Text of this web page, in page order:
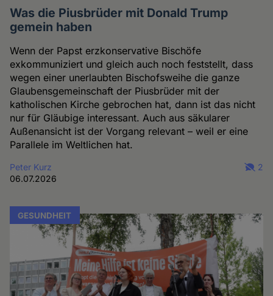
Was die Piusbrüder mit Donald Trump
gemein haben
Wenn der Papst erzkonservative Bischöfe
exkommuniziert und gleich auch noch feststellt, dass
wegen einer unerlaubten Bischofsweihe die ganze
Glaubensgemeinschaft der Piusbrüder mit der
katholischen Kirche gebrochen hat, dann ist das nicht
nur für Gläubige interessant. Auch aus säkularer
Außenansicht ist der Vorgang relevant – weil er eine
Parallele im Weltlichen hat.
Peter Kurz
06.07.2026
2
GESUNDHEIT